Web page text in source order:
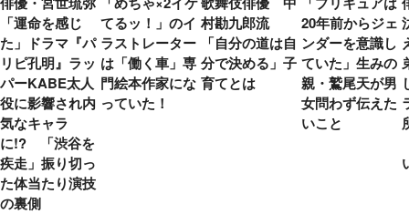
「運命を感じ
た」ドラマ『パ
リピ孔明』ラッ
パーKABE太人
役に影響され内
気なキャラ
に!? 「渋谷を
疾走」振り切っ
た体当たり演技
の裏側
てるッ！」のイ
ラストレーター
は「働く車」専
門絵本作家にな
っていた！
村勘九郎流
「自分の道は自
分で決める」子
育てとは
20年前からジェ
ンダーを意識し
ていた」生みの
親・鷲尾天が男
女問わず伝えた
いこと